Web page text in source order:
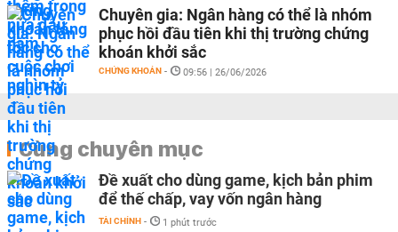
Chuyên gia: Ngân hàng có thể là nhóm
phục hồi đầu tiên khi thị trường chứng
khoán khởi sắc
CHỨNG KHOÁN - 09:56 | 26/06/2026
Cùng chuyên mục
Đề xuất cho dùng game, kịch bản phim
để thế chấp, vay vốn ngân hàng
TÀI CHÍNH - 1 phút trước